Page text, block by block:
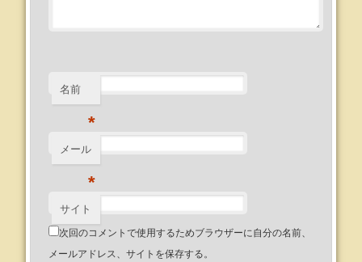
名前
*
メール
*
サイト
次回のコメントで使用するためブラウザーに自分の名前、
メールアドレス、サイトを保存する。